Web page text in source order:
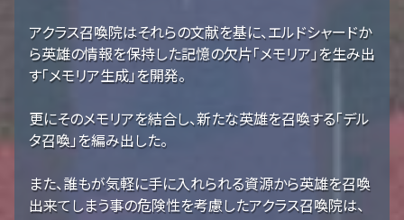
アクラス召喚院はそれらの文献を基に、エルドシャードか
ら英雄の情報を保持した記憶の欠片「メモリア」を生み出
す「メモリア生成」を開発。
更にそのメモリアを結合し、新たな英雄を召喚する「デル
タ召喚」を編み出した。
また、誰もが気軽に手に入れられる資源から英雄を召喚
出来てしまう事の危険性を考慮したアクラス召喚院は、